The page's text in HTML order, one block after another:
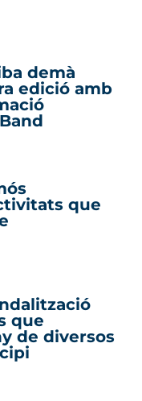
demà
edició amb
que
que
de diversos